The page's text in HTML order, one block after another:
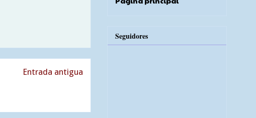
Entrada antigua
Seguidores